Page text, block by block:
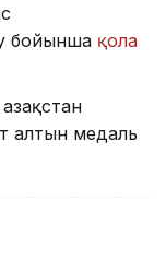
бойынша қола
алтын медаль